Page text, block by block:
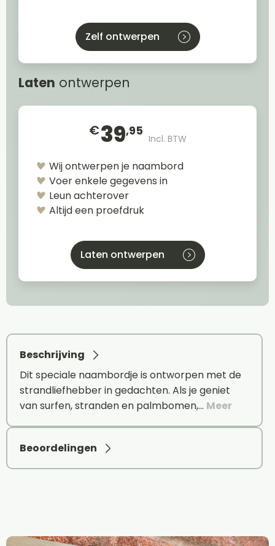
Zelf ontwerpen
Laten ontwerpen
€39,95
Incl. BTW
Wij ontwerpen je naambord
Voer enkele gegevens in
Leun achterover
Altijd een proefdruk
Laten ontwerpen
Beschrijving
Dit speciale naambordje is ontworpen met de
strandliefhebber in gedachten. Als je geniet
van surfen, stranden en palmbomen,… Meer
Beoordelingen